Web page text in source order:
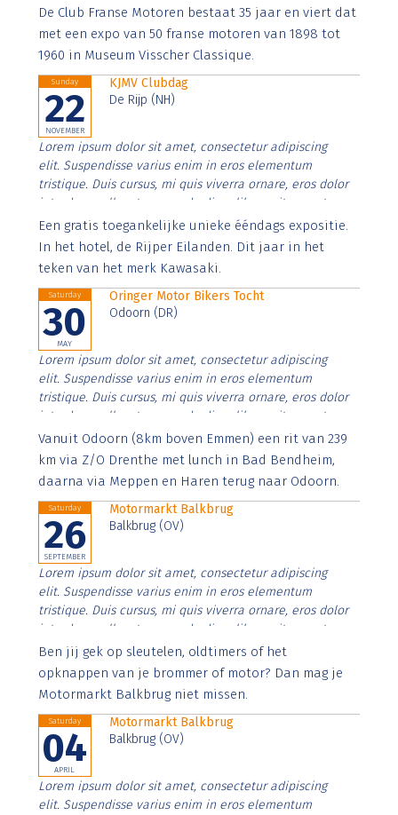
Aenean faucibus nibh et justo cursus id rutrum lorem
imperdiet. Nunc ut sem vitae risus tristique posuere.
De Club Franse Motoren bestaat 35 jaar en viert dat
met een expo van 50 franse motoren van 1898 tot
1960 in Museum Visscher Classique.
Sunday
22
NOVEMBER
KJMV Clubdag
De Rijp (NH)
Lorem ipsum dolor sit amet, consectetur adipiscing
elit. Suspendisse varius enim in eros elementum
tristique. Duis cursus, mi quis viverra ornare, eros dolor
interdum nulla, ut commodo diam libero vitae erat.
Aenean faucibus nibh et justo cursus id rutrum lorem
imperdiet. Nunc ut sem vitae risus tristique posuere.
Een gratis toegankelijke unieke ééndags expositie.
In het hotel, de Rijper Eilanden. Dit jaar in het
teken van het merk Kawasaki.
Saturday
30
MAY
Oringer Motor Bikers Tocht
Odoorn (DR)
Lorem ipsum dolor sit amet, consectetur adipiscing
elit. Suspendisse varius enim in eros elementum
tristique. Duis cursus, mi quis viverra ornare, eros dolor
interdum nulla, ut commodo diam libero vitae erat.
Aenean faucibus nibh et justo cursus id rutrum lorem
imperdiet. Nunc ut sem vitae risus tristique posuere.
Vanuit Odoorn (8km boven Emmen) een rit van 239
km via Z/O Drenthe met lunch in Bad Bendheim,
daarna via Meppen en Haren terug naar Odoorn.
Saturday
26
SEPTEMBER
Motormarkt Balkbrug
Balkbrug (OV)
Lorem ipsum dolor sit amet, consectetur adipiscing
elit. Suspendisse varius enim in eros elementum
tristique. Duis cursus, mi quis viverra ornare, eros dolor
interdum nulla, ut commodo diam libero vitae erat.
Aenean faucibus nibh et justo cursus id rutrum lorem
imperdiet. Nunc ut sem vitae risus tristique posuere.
Ben jij gek op sleutelen, oldtimers of het
opknappen van je brommer of motor? Dan mag je
Motormarkt Balkbrug niet missen.
Saturday
04
APRIL
Motormarkt Balkbrug
Balkbrug (OV)
Lorem ipsum dolor sit amet, consectetur adipiscing
elit. Suspendisse varius enim in eros elementum